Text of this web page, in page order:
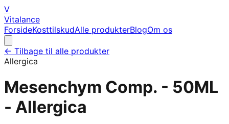
V
Vitalance
ForsideKosttilskudAlle produkterBlogOm os
← Tilbage til alle produkter
Allergica
Mesenchym Comp. - 50ML
- Allergica